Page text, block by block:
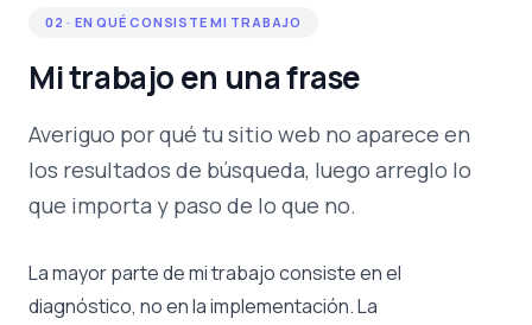
02 · EN QUÉ CONSISTE MI TRABAJO
Mi trabajo en una frase
Averiguo por qué tu sitio web no aparece en
los resultados de búsqueda, luego arreglo lo
que importa y paso de lo que no.
La mayor parte de mi trabajo consiste en el
diagnóstico, no en la implementación. La